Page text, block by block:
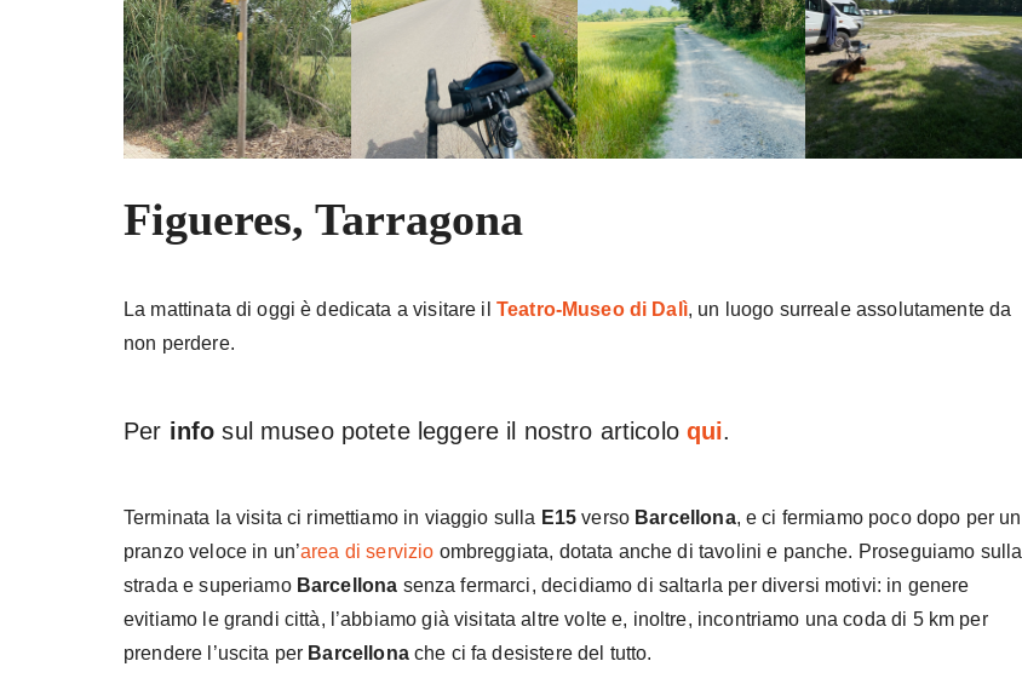
Figueres, Tarragona
La mattinata di oggi è dedicata a visitare il Teatro-Museo di Dalì, un luogo surreale assolutamente da
non perdere.
Per info sul museo potete leggere il nostro articolo qui.
Terminata la visita ci rimettiamo in viaggio sulla E15 verso Barcellona, e ci fermiamo poco dopo per un
pranzo veloce in un’area di servizio ombreggiata, dotata anche di tavolini e panche. Proseguiamo sulla
strada e superiamo Barcellona senza fermarci, decidiamo di saltarla per diversi motivi: in genere
evitiamo le grandi città, l’abbiamo già visitata altre volte e, inoltre, incontriamo una coda di 5 km per
prendere l’uscita per Barcellonache ci fa desistere del tutto.